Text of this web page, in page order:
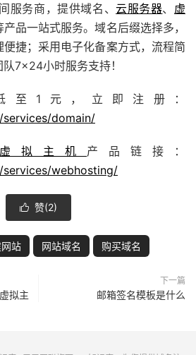
服务商，提供域名、云服务器、 虚
产品一站式服务。域名后缀选择多，
捷；采用电子化备案方式，流程简
7×24小时服务支持！
至1元，立即注册：
domain/
虚拟主机 产品链接：
webhosting/
 赞(2)
站 网站域名 购买域名
拟主
下一篇
邮箱签名模板是什么